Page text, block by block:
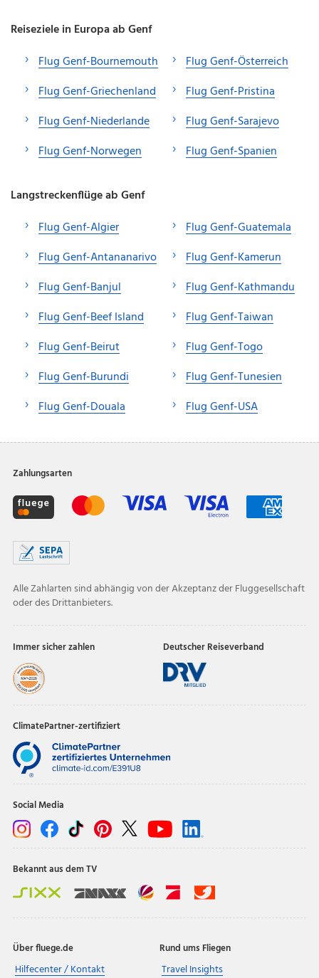
Reiseziele in Europa ab Genf
Flug Genf-Bournemouth
Flug Genf-Griechenland
Flug Genf-Niederlande
Flug Genf-Norwegen
Flug Genf-Österreich
Flug Genf-Pristina
Flug Genf-Sarajevo
Flug Genf-Spanien
Langstreckenflüge ab Genf
Flug Genf-Algier
Flug Genf-Antananarivo
Flug Genf-Banjul
Flug Genf-Beef Island
Flug Genf-Beirut
Flug Genf-Burundi
Flug Genf-Douala
Flug Genf-Guatemala
Flug Genf-Kamerun
Flug Genf-Kathmandu
Flug Genf-Taiwan
Flug Genf-Togo
Flug Genf-Tunesien
Flug Genf-USA